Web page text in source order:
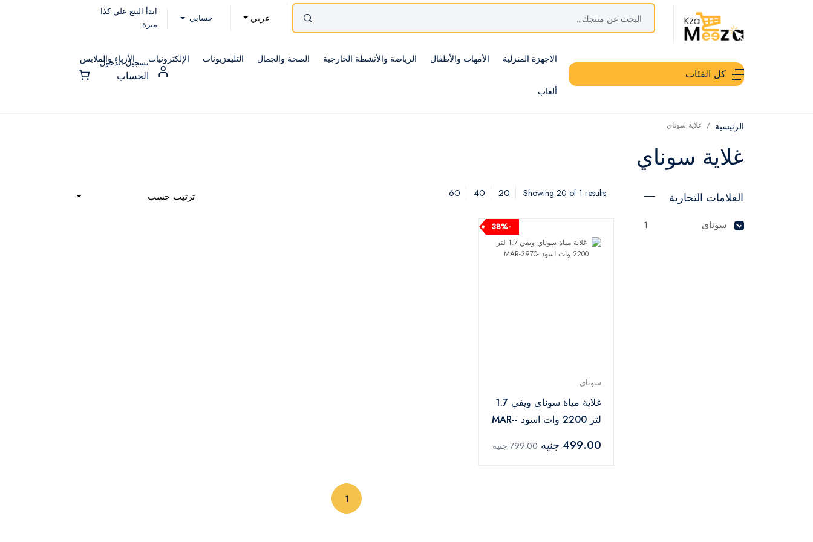
عربي حسابي
ابدأ البيع علي كذا
ميزة
كل الفئات
الاجهزة المنزلية الأمهات والأطفال الرياضة والأنشطة الخارجية الصحة والجمال التليفزيونات الإلكترونيات الأزياء والملابس
ألعاب
تسجيل الدخول
الحساب
الرئيسية غلاية سوناي
غلاية سوناي
العلامات التجارية
سوناي 1
Showing 20 of 1 results
20
40
60 ترتيب حسب
-38%
سوناي
غلاية مياة سوناي ويفي 1.7
لتر 2200 وات اسود -MAR-
499.00 جنيه 799.00 جنيه
1